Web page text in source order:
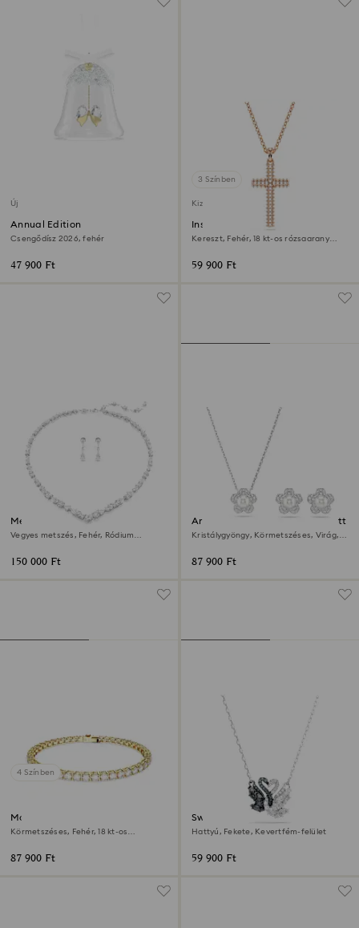
Új
Annual Edition
Csengődísz 2026, fehér
47 900 Ft
3 Színben
Kizárólag online elérhető
Insigne medál
Kereszt, Fehér, 18 kt-os rózsaarany
59 900 Ft
Mesmera szett
Vegyes metszés, Fehér, Ródium
150 000 Ft
Ariana Grande x Swarovski szett
Kristálygyöngy, Körmetszéses, Virág,
87 900 Ft
4 Színben
Matrix Tennis karkötő
Körmetszéses, Fehér, 18 kt-os
87 900 Ft
Swan medál
Hattyú, Fekete, Kevertfém-felület
59 900 Ft